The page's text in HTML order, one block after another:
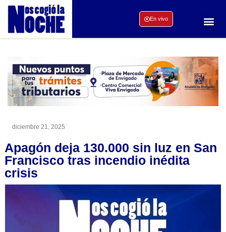
En vivo
diciembre 21, 2025
Apagón deja 130.000 sin luz en San
Francisco tras incendio inédita
crisis